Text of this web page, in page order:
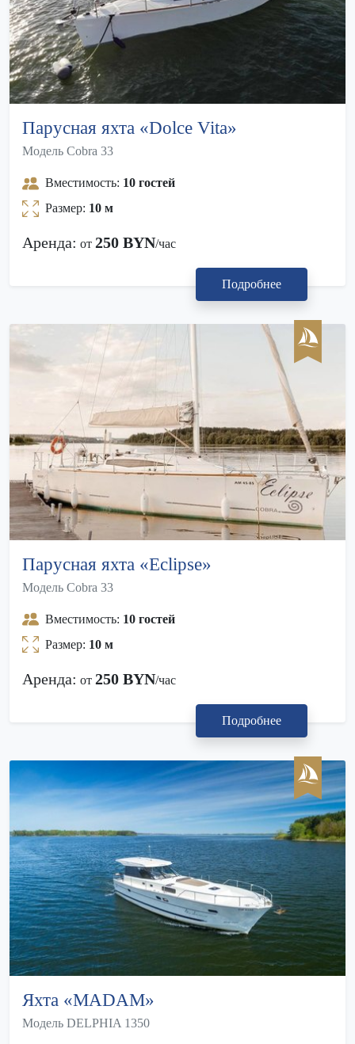
Парусная яхта «Dolce Vita»
Модель Cobra 33
Вместимость: 10 гостей
Размер: 10 м
Аренда: от 250 BYN/час
Подробнее
Парусная яхта «Eclipse»
Модель Cobra 33
Вместимость: 10 гостей
Размер: 10 м
Аренда: от 250 BYN/час
Подробнее
Яхта «MADAM»
Модель DELPHIA 1350